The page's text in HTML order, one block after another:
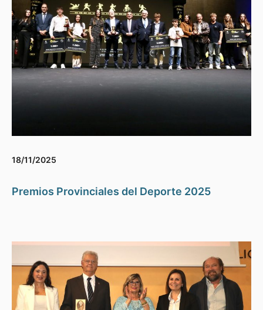
18/11/2025
Premios Provinciales del Deporte 2025